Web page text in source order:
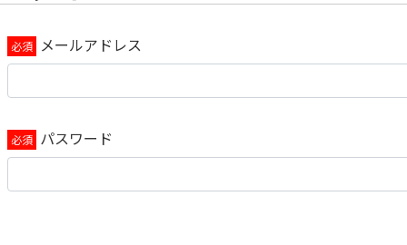
メールアドレス
パスワード